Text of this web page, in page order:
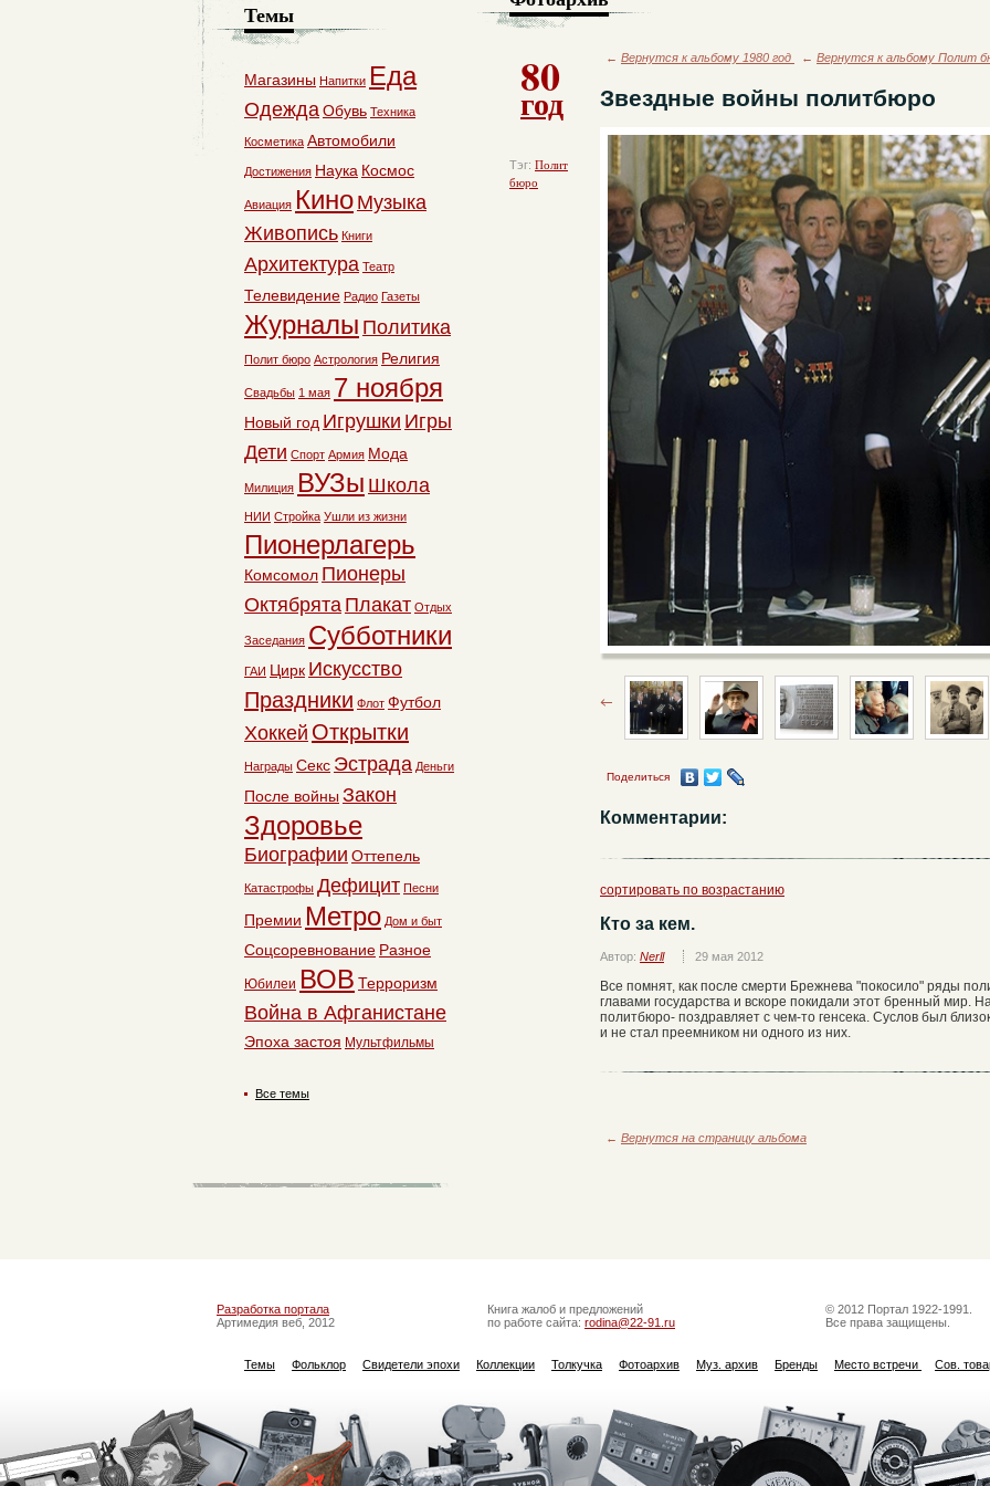
80
год
Тэг: Полит
бюро
← Вернутся к альбому 1980 год ← Вернутся к альбому Полит
Звездные войны политбюро
Поделиться
Комментарии:
сортировать по возрастанию
Кто за кем.
Автор: Nerll 29 мая 2012
Все помнят, как после смерти Брежнева "покосило" ряды
главами государства и вскоре покидали этот бренный мир.
политбюро- поздравляет с чем-то генсека. Суслов был
и не стал преемником ни одного из них.
← Вернутся на страницу альбома
Темы
Магазины Напитки Еда
ОдеждаОбувь Техника
Косметика Автомобили
Достижения Наука Космос
Авиация Кино Музыка
Живопись Книги
Архитектура Театр
Телевидение Радио Газеты
Журналы Политика
Полит бюро Астрология Религия
Свадьбы 1 мая 7 ноября
Новый год Игрушки Игры
Дети Спорт Армия Мода
Милиция ВУЗы Школа
НИИ Стройка Ушли из жизни
Пионерлагерь
Комсомол Пионеры
Октябрята Плакат Отдых
Заседания Субботники
ГАИ Цирк Искусство
Праздники Флот Футбол
Хоккей Открытки
Награды Секс Эстрада Деньги
После войны Закон
Здоровье
Биографии Оттепель
Катастрофы Дефицит Песни
Премии Метро Дом и быт
Соцсоревнование Разное
Юбилеи ВОВ Терроризм
Война в Афганистане
Эпоха застоя Мультфильмы
Все темы
Разработка портала
Артимедия веб, 2012
Книга жалоб и предложений
по работе сайта: rodina@22-91.ru
© 2012 Портал 1922-1991.
Все права защищены.
Темы Фольклор Свидетели эпохи Коллекции Толкучка Фотоархив Муз. архив Бренды Место встречи Сов.